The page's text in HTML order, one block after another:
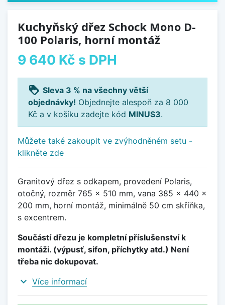
Kuchyňský dřez Schock Mono D-
100 Polaris, horní montáž
9 640 Kč s DPH
loyalty Sleva 3 % na všechny větší
objednávky! Objednejte alespoň za 8 000
Kč a v košíku zadejte kód MINUS3.
Můžete také zakoupit ve zvýhodněném setu -
klikněte zde
Granitový dřez s odkapem, provedení Polaris,
otočný, rozměr 765 x 510 mm, vana 385 x 440 x
200 mm, horní montáž, minimálně 50 cm skříňka,
s excentrem.
Součástí dřezu je kompletní příslušenství k
montáži. (výpusť, sifon, příchytky atd.) Není
třeba nic dokupovat.
expand_more Více informací